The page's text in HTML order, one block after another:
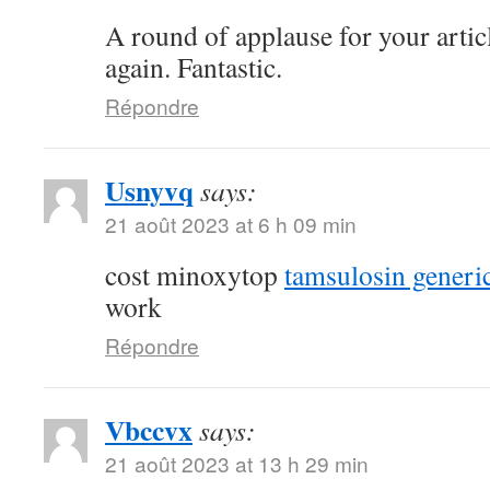
A round of applause for your
again. Fantastic.
Répondre
Usnyvq says:
21 août 2023 at 6 h 09 min
cost minoxytop tamsulosin
work
Répondre
Vbccvxsays:
21 août 2023 at 13 h 29 min